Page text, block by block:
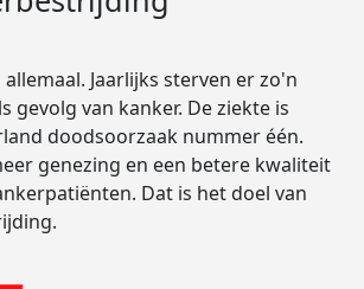
Jaarlijks sterven er zo'n
gevolg van kanker. De ziekte is
doodsoorzaak nummer één.
genezing en een betere kwaliteit
Dat is het doel van